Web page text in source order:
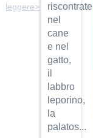
leggere>
riscontrate
nel
cane
e nel
gatto,
il
labbro
leporino,
la
palatos...